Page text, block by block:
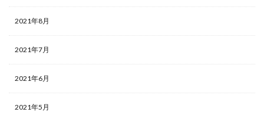
2021年8月
2021年7月
2021年6月
2021年5月